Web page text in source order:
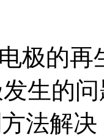
的再
问题
法解决